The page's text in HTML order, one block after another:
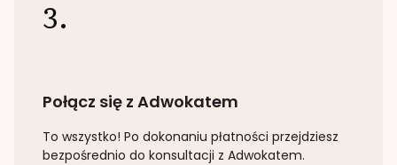
3.
Połącz się z Adwokatem
To wszystko! Po dokonaniu płatności przejdziesz
bezpośrednio do konsultacji z Adwokatem.